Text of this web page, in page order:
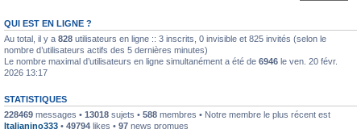
QUI EST EN LIGNE ?
Au total, il y a 828 utilisateurs en ligne :: 3 inscrits, 0 invisible et 825 invités (selon le
nombre d’utilisateurs actifs des 5 dernières minutes)
Le nombre maximal d’utilisateurs en ligne simultanément a été de 6946 le ven. 20 févr.
2026 13:17
STATISTIQUES
228469 messages • 13018 sujets • 588 membres • Notre membre le plus récent est
Italianino333 • 49794 likes • 97 news promues